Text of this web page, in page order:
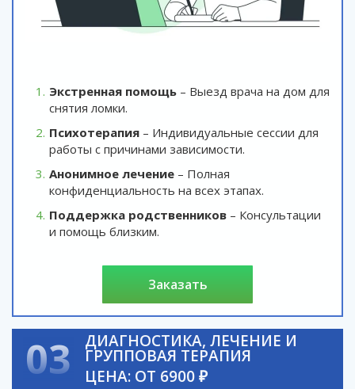
Экстренная помощь – Выезд врача на дом для
снятия ломки.
Психотерапия – Индивидуальные сессии для
работы с причинами зависимости.
Анонимное лечение – Полная
конфиденциальность на всех этапах.
Поддержка родственников – Консультации
и помощь близким.
заказать
03 ДИАГНОСТИКА, ЛЕЧЕНИЕ И
ГРУППОВАЯ ТЕРАПИЯ
ЦЕНА: ОТ 6900 ₽